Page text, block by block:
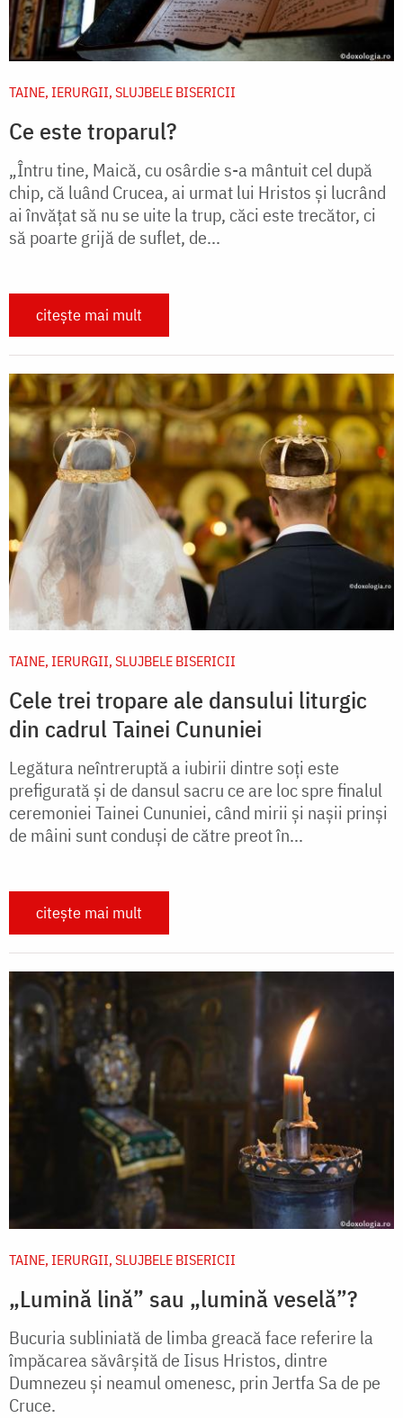
TAINE, IERURGII, SLUJBELE BISERICII
Ce este troparul?
„Întru tine, Maică, cu osârdie s-a mân­tuit cel după
chip, că luând Crucea, ai urmat lui Hristos și lucrând
ai în­vă­țat să nu se uite la trup, căci este trecător, ci
să poarte grijă de suflet, de...
citește mai mult
TAINE, IERURGII, SLUJBELE BISERICII
Cele trei tropare ale dansului liturgic
din cadrul Tainei Cununiei
Legătura neîntreruptă a iubirii dintre soți este
prefigurată și de dansul sacru ce are loc spre finalul
ceremoniei Tainei Cununiei, când mirii și nașii prinși
de mâini sunt conduși de către preot în...
citește mai mult
TAINE, IERURGII, SLUJBELE BISERICII
„Lumină lină” sau „lumină veselă”?
Bucuria subliniată de limba greacă face referire la
împăcarea săvârșită de Iisus Hristos, dintre
Dumnezeu și neamul omenesc, prin Jertfa Sa de pe
Cruce.